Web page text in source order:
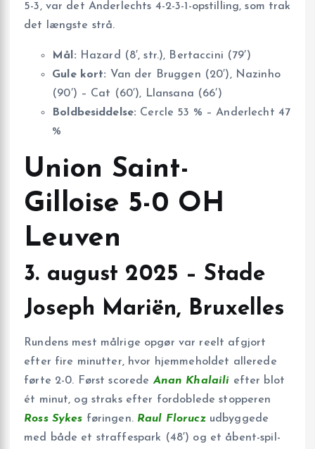
5-3, var det Anderlechts 4-2-3-1-opstilling, som trak
det længste strå.
Mål: Hazard (8′, str.), Bertaccini (79′)
Gule kort: Van der Bruggen (20′), Nazinho
(90′) – Cat (60′), Llansana (66′)
Boldbesiddelse: Cercle 53 % – Anderlecht 47
%
Union Saint-
Gilloise 5-0 OH
Leuven
3. august 2025 – Stade
Joseph Mariën, Bruxelles
Rundens mest målrige opgør var reelt afgjort
efter fire minutter, hvor hjemmeholdet allerede
førte 2-0. Først scorede Anan Khalaili efter blot
ét minut, og straks efter fordoblede stopperen
Ross Sykes føringen. Raul Floruczudbyggede
med både et straffespark (48′) og et åbent-spil-